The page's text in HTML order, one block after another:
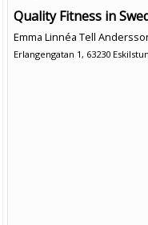
Quality Fitness in
Emma Linnéa Tell
Erlangengatan 1, 63230